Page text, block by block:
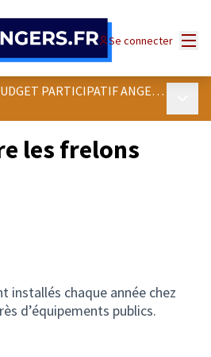
Se connecter
LES RÉALISATIONS DU BUDGET PARTICIPATIF ANGEVIN
les frelons
installés chaque année chez
d’équipements publics.